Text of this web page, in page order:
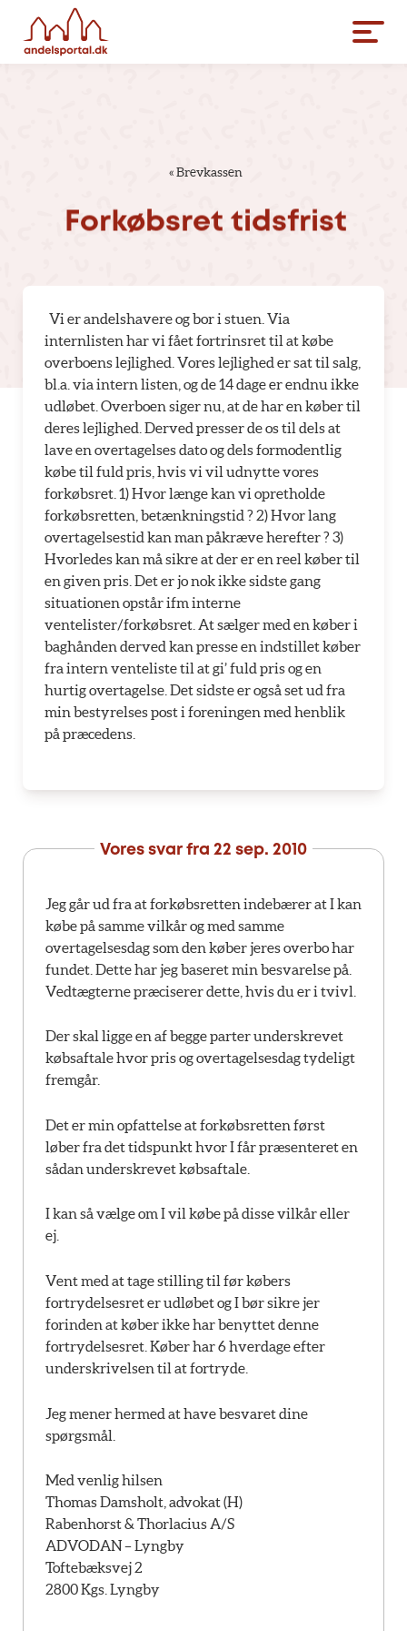
«Brevkassen
Forkøbsret tidsfrist
Vi er andelshavere og bor i stuen. Via
internlisten har vi fået fortrinsret til at købe
overboens lejlighed. Vores lejlighed er sat til salg,
bl.a. via intern listen, og de 14 dage er endnu ikke
udløbet. Overboen siger nu, at de har en køber til
deres lejlighed. Derved presser de os til dels at
lave en overtagelses dato og dels formodentlig
købe til fuld pris, hvis vi vil udnytte vores
forkøbsret. 1) Hvor længe kan vi opretholde
forkøbsretten, betænkningstid ? 2) Hvor lang
overtagelsestid kan man påkræve herefter ? 3)
Hvorledes kan må sikre at der er en reel køber til
en given pris. Det er jo nok ikke sidste gang
situationen opstår ifm interne
ventelister/forkøbsret. At sælger med en køber i
baghånden derved kan presse en indstillet køber
fra intern venteliste til at gi’ fuld pris og en
hurtig overtagelse. Det sidste er også set ud fra
min bestyrelses post i foreningen med henblik
på præcedens.
Vores svar fra 22 sep. 2010
Jeg går ud fra at forkøbsretten indebærer at I kan
købe på samme vilkår og med samme
overtagelsesdag som den køber jeres overbo har
fundet. Dette har jeg baseret min besvarelse på.
Vedtægterne præciserer dette, hvis du er i tvivl.
Der skal ligge en af begge parter underskrevet
købsaftale hvor pris og overtagelsesdag tydeligt
fremgår.
Det er min opfattelse at forkøbsretten først
løber fra det tidspunkt hvor I får præsenteret en
sådan underskrevet købsaftale.
I kan så vælge om I vil købe på disse vilkår eller
ej.
Vent med at tage stilling til før købers
fortrydelsesret er udløbet og I bør sikre jer
forinden at køber ikke har benyttet denne
fortrydelsesret. Køber har 6 hverdage efter
underskrivelsen til at fortryde.
Jeg mener hermed at have besvaret dine
spørgsmål.
Med venlig hilsen
Thomas Damsholt, advokat (H)
Rabenhorst & Thorlacius A/S
ADVODAN – Lyngby
Toftebæksvej 2
2800 Kgs. Lyngby